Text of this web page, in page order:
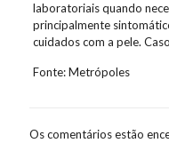
laboratoriais quando
principalmente
cuidados com a pele.
Fonte: Metrópoles
Os comentários estão